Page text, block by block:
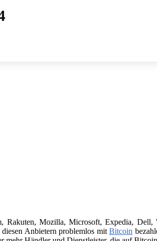
Rakuten, Mozilla, Microsoft, Expedia,
diesen Anbietern problemlos mitBitcoin